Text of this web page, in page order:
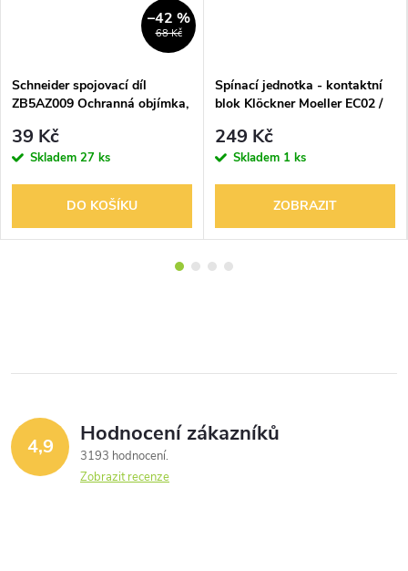
68 Kč
–42 %
Schneider spojovací díl
ZB5AZ009 Ochranná objímka,
XB5
39 Kč
Skladem 27 ks
DO KOŠÍKU
Spínací jednotka - kontaktní
blok Klöckner Moeller EC02 /
249 Kč
Skladem 1 ks
ZOBRAZIT
4,9 Hodnocení zákazníků
3193 hodnocení
Zobrazit recenze